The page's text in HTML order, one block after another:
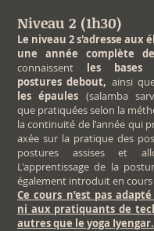
Niveau 2 (1h30)
Le niveau 2 s'adresse aux
une année complète
connaissent les bases
postures debout, ainsi
les épaules (salamba
que pratiquées selon la
la continuité de l'année qui
axée sur la pratique des
postures assises et
L'apprentissage de la
également introduit en cours
Ce cours n’est pas
ni aux pratiquants de
autres que le yoga Iyengar.